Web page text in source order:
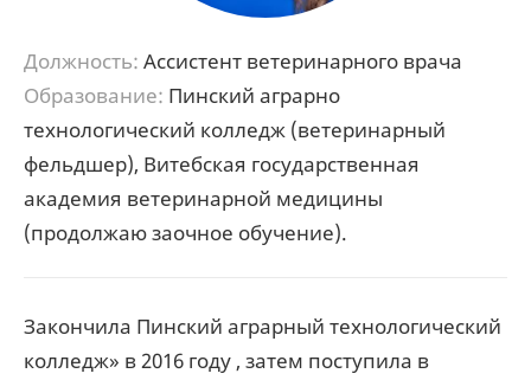
Должность: Ассистент ветеринарного врача
Образование: Пинский аграрно
технологический колледж (ветеринарный
фельдшер), Витебская государственная
академия ветеринарной медицины
(продолжаю заочное обучение).
Закончила Пинский аграрный технологический
колледж» в 2016 году , затем поступила в